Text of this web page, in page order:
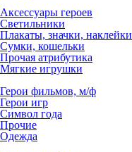
Аксессуары героев
Светильники
Плакаты, значки, наклейки
Сумки, кошельки
Прочая атрибутика
Мягкие игрушки
Герои фильмов, м/ф
Герои игр
Символ года
Прочие
Одежда